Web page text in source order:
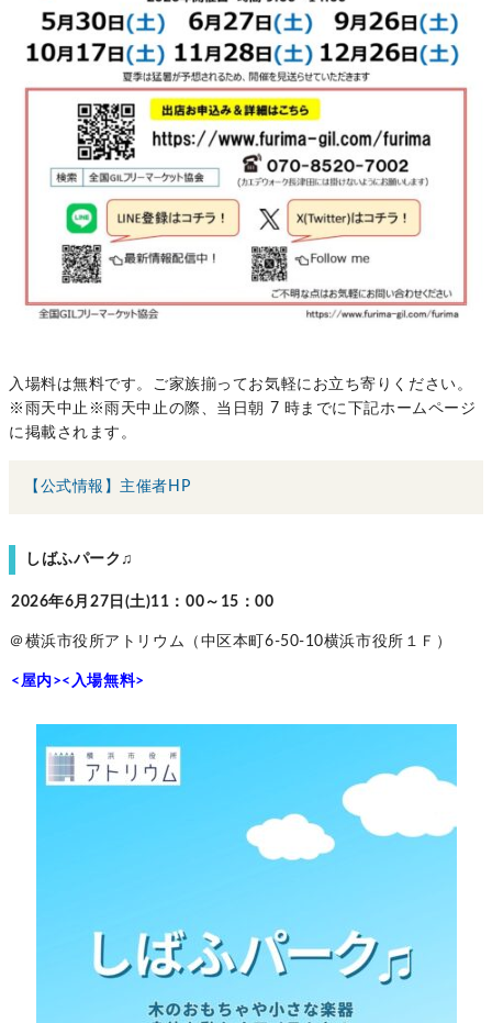
入場料は無料です。ご家族揃ってお気軽にお立ち寄りください。
※雨天中止※雨天中止の際、当日朝 7 時までに下記ホームページ
に掲載されます。
【公式情報】主催者HP
しばふパーク♫
2026年6月27日(土)11：00～15：00
＠横浜市役所アトリウム（中区本町6-50-10横浜市役所１Ｆ）
<屋内><入場無料>